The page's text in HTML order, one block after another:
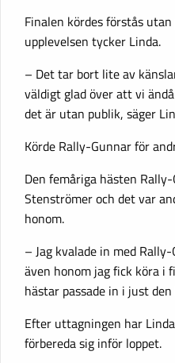
Finalen kördes förstås
upplevelsen tycker Linda.
– Det tar bort lite av
väldigt glad över att vi
det är utan publik, säger
Körde Rally-Gunnar för
Den femåriga hästen
Stenströmer och det var
honom.
– Jag kvalade in med
även honom jag fick köra i
hästar passade in i just
Efter uttagningen har
förbereda sig inför loppet.